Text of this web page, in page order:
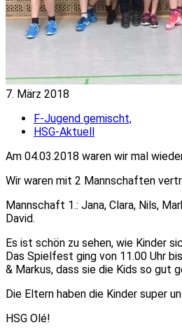
7. März 2018
F-Jugend gemischt,
HSG-Aktuell
Am 04.03.2018 waren wir mal
Wir waren mit 2 Mannschaften
Mannschaft 1.: Jana, Clara, Nils,
David.
Es ist schön zu sehen, wie Kinder
Das Spielfest ging von 11.00 Uhr
& Markus, dass sie die Kids so gut
Die Eltern haben die Kinder super
HSG Olé!